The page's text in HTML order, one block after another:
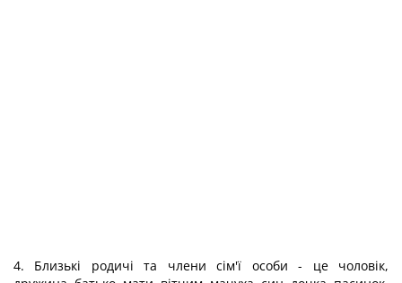
4. Близькі родичі та члени сім'ї особи - це чоловік,